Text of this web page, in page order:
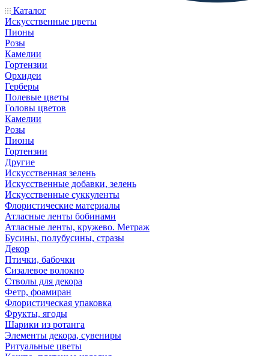
Каталог
Искусственные цветы
Пионы
Розы
Камелии
Гортензии
Орхидеи
Герберы
Полевые цветы
Головы цветов
Камелии
Розы
Пионы
Гортензии
Другие
Искусственная зелень
Искусственные добавки, зелень
Искусственные суккуленты
Флористические материалы
Атласные ленты бобинами
Атласные ленты, кружево. Метраж
Бусины, полубусины, стразы
Декор
Птички, бабочки
Сизалевое волокно
Стволы для декора
Фетр, фоамиран
Флористическая упаковка
Фрукты, ягоды
Шарики из ротанга
Элементы декора, сувениры
Ритуальные цветы